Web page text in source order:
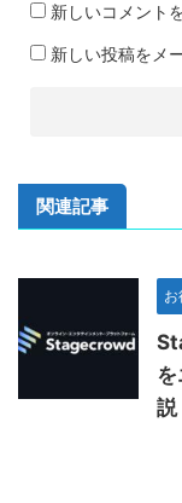
新しいコメント
新しい投稿をメ
関連記事
お